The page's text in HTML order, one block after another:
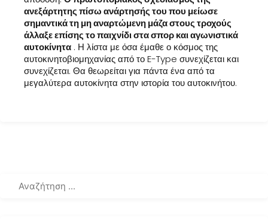
ανεξάρτητης πίσω ανάρτησής του που μείωσε
σημαντικά τη μη αναρτώμενη μάζα στους τροχούς
άλλαξε επίσης το παιχνίδι στα σπορ και αγωνιστικά
αυτοκίνητα . Η λίστα με όσα έμαθε ο κόσμος της
αυτοκινητοβιομηχανίας από το E-Type συνεχίζεται και
συνεχίζεται. Θα θεωρείται για πάντα ένα από τα
μεγαλύτερα αυτοκίνητα στην ιστορία του αυτοκινήτου.